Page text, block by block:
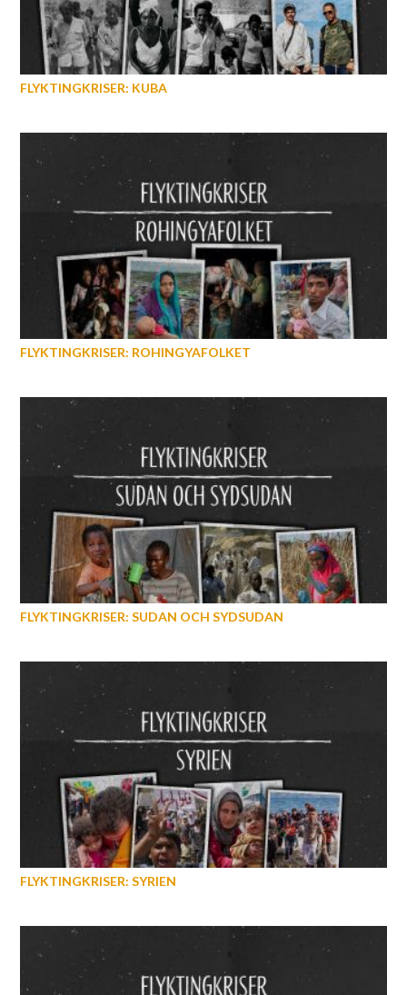
FLYKTINGKRISER: KUBA
FLYKTINGKRISER: ROHINGYAFOLKET
FLYKTINGKRISER: SUDAN OCH SYDSUDAN
FLYKTINGKRISER: SYRIEN